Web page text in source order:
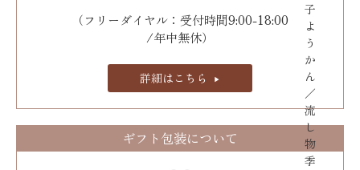
子
よ
う
か
ん
／
流
し
物
季
（フリーダイヤル：受付時間9:00-18:00
/年中無休）
詳細はこちら
ギフト包装について